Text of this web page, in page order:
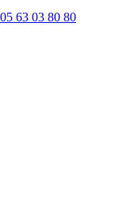
05 63 03 80 80